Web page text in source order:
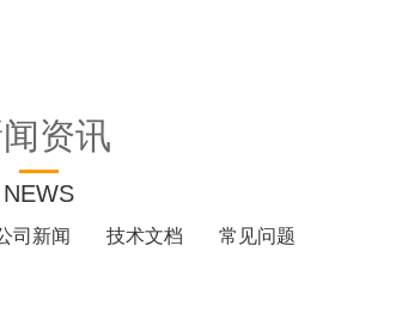
资讯
NEWS
司新闻 技术文档 常见问题